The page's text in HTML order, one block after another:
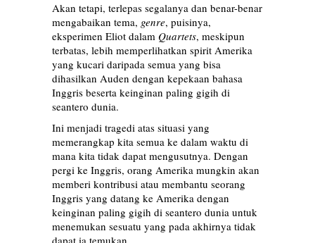
Akan tetapi, terlepas segalanya dan benar-benar
mengabaikan tema, genre, puisinya,
eksperimen Eliot dalam Quartets, meskipun
terbatas, lebih memperlihatkan spirit Amerika
yang kucari daripada semua yang bisa
dihasilkan Auden dengan kepekaan bahasa
Inggris beserta keinginan paling gigih di
seantero dunia.
Ini menjadi tragedi atas situasi yang
memerangkap kita semua ke dalam waktu di
mana kita tidak dapat mengusutnya. Dengan
pergi ke Inggris, orang Amerika mungkin akan
memberi kontribusi atau membantu seorang
Inggris yang datang ke Amerika dengan
keinginan paling gigih di seantero dunia untuk
menemukan sesuatu yang pada akhirnya tidak
dapat ia temukan.